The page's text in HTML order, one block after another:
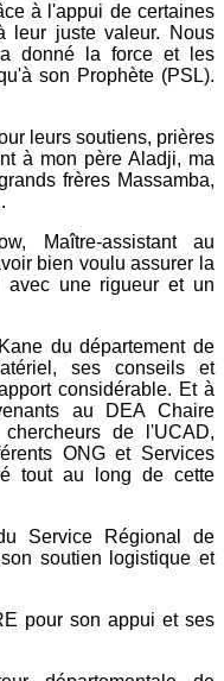
à l'appui de certaines
leur juste valeur. Nous
donné la force et les
son Prophète (PSL).
leurs soutiens, prières
à mon père Aladji, ma
frères Massamba,
Maître-assistant au
bien voulu assurer la
avec une rigueur et un
du département de
ses conseils et
considérable. Et à
au DEA Chaire
de l'UCAD,
ONG et Services
tout au long de cette
Service Régional de
soutien logistique et
pour son appui et ses